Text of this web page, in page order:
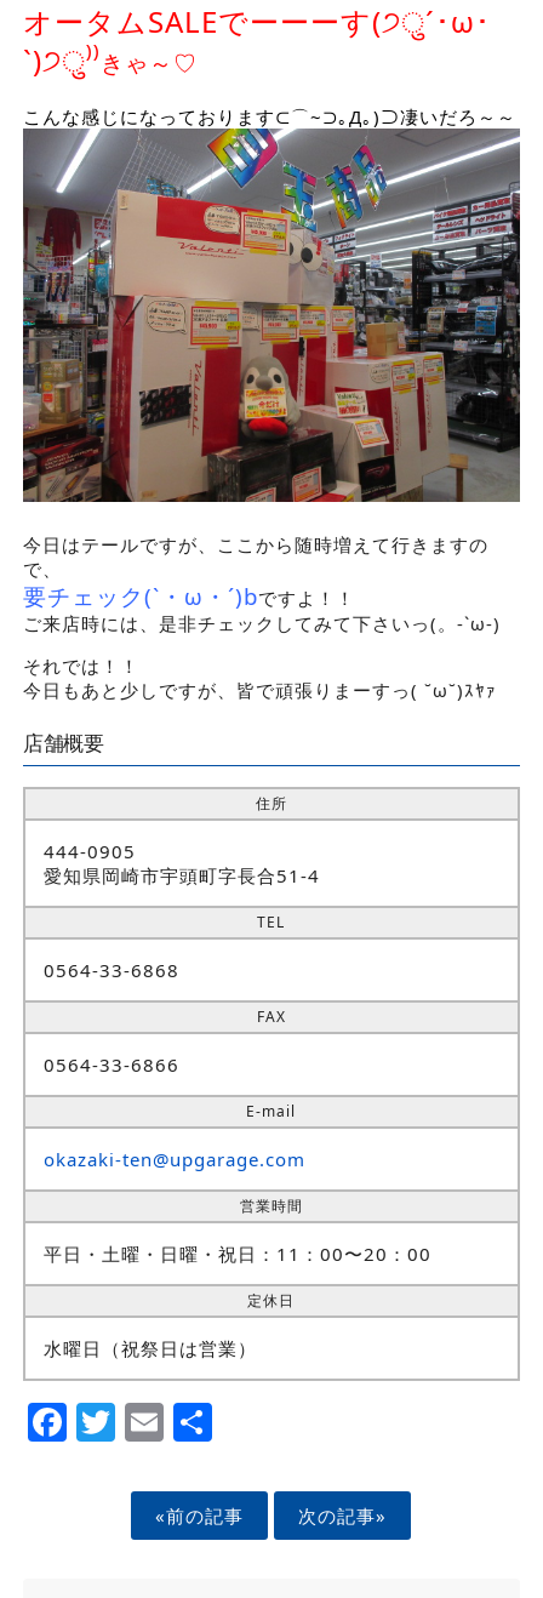
オータムSALEでーーーす(੭ु´･ω･
`)੭ु⁾⁾ きゃ～♡
こんな感じになっております⊂⌒~⊃｡Д｡)⊃凄いだろ～～
今日はテールですが、ここから随時増えて行きますの
で、
要チェック(`・ω・´)bですよ！！
ご来店時には、是非チェックしてみて下さいっ(。-`ω-)
それでは！！
今日もあと少しですが、皆で頑張りまーすっ( ˘ω˘)ｽﾔｧ
店舗概要
住所
444-0905
愛知県岡崎市宇頭町字長合51-4
TEL
0564-33-6868
FAX
0564-33-6866
E-mail
okazaki-ten@upgarage.com
営業時間
平日・土曜・日曜・祝日：11：00〜20：00
定休日
水曜日（祝祭日は営業）
Facebook
Twitter
EmailShare
«前の記事 次の記事»